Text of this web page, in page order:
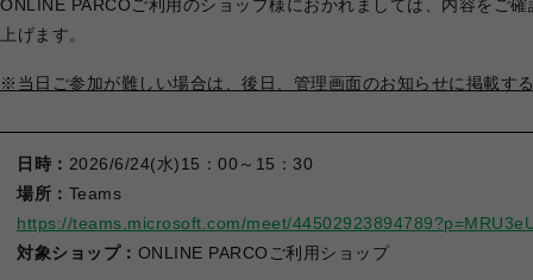
ONLINE PARCOご利用のショップ様におかれましては、内容をご
上げます。
※当日ご参加が難しい場合は、後日、管理画面のお知らせに掲載す
日時： 2026/6/24(水)15：00～15：30
場所： Teams
https://teams.microsoft.com/meet/
対象ショップ： ONLINE PARCOご利用ショップ